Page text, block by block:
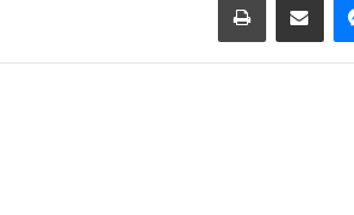
منظمة الصحة العالمية: تفشي وباء الإيبولا
السريع أودی بحياة أكثر من 1700 شخص